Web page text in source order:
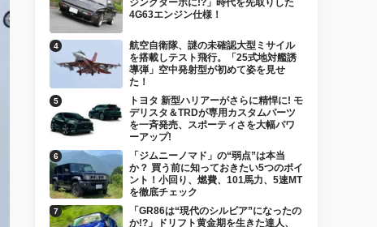
ジングターボに!?」時代を先取りした
4G63エンジン仕様！
航空自衛隊、謎の未確認大型ミサイル
を搭載しテスト飛行。「25式地対艦誘
導弾」空中発射型が初めて姿を見せ
た！
トヨタ 新型ハリアーがさらに精悍に! モ
デリスタ＆TRDが専用カスタムパーツ
を一斉発売、スポーティさを大幅パワ
ーアップ!
「ジムニーノマド」の“弱点”は本当
か？ 買う前に知っておきたい5つのポイ
ント！小回り、燃費、101馬力、5速MT
を徹底チェック
「GR86は“現代のシルビア”になったの
か!?」ドリフト黄金期を生きた達人、